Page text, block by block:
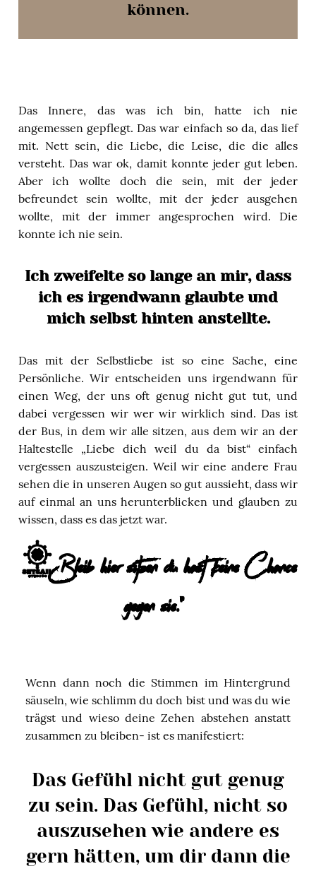
können.
Das Innere, das was ich bin, hatte ich nie
angemessen gepflegt. Das war einfach so da, das lief
mit. Nett sein, die Liebe, die Leise, die die alles
versteht. Das war ok, damit konnte jeder gut leben.
Aber ich wollte doch die sein, mit der jeder
befreundet sein wollte, mit der jeder ausgehen
wollte, mit der immer angesprochen wird. Die
konnte ich nie sein.
Ich zweifelte so lange an mir, dass
ich es irgendwann glaubte und
mich selbst hinten anstellte.
Das mit der Selbstliebe ist so eine Sache, eine
Persönliche. Wir entscheiden uns irgendwann für
einen Weg, der uns oft genug nicht gut tut, und
dabei vergessen wir wer wir wirklich sind. Das ist
der Bus, in dem wir alle sitzen, aus dem wir an der
Haltestelle „Liebe dich weil du da bist“ einfach
vergessen auszusteigen. Weil wir eine andere Frau
sehen die in unseren Augen so gut aussieht, dass wir
auf einmal an uns herunterblicken und glauben zu
wissen, dass es das jetzt war.
„Bleib hier sitzen du hast keine Chance
gegen sie.“
Wenn dann noch die Stimmen im Hintergrund
säuseln, wie schlimm du doch bist und was du wie
trägst und wieso deine Zehen abstehen anstatt
zusammen zu bleiben- ist es manifestiert:
Das Gefühl nicht gut genug
zu sein. Das Gefühl, nicht so
auszusehen wie andere es
gern hätten, um dir dann die